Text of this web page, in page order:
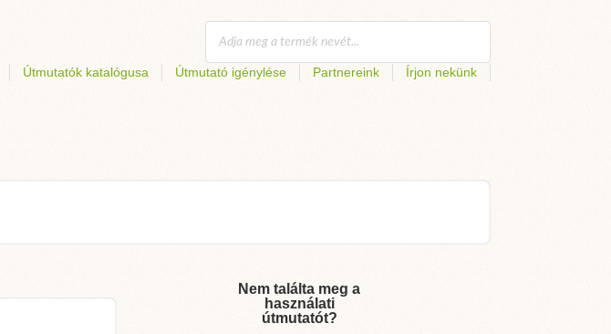
Útmutatók katalógusa Útmutató igénylése Partnereink Írjon nekünk
Nem találta meg a
használati
útmutatót?